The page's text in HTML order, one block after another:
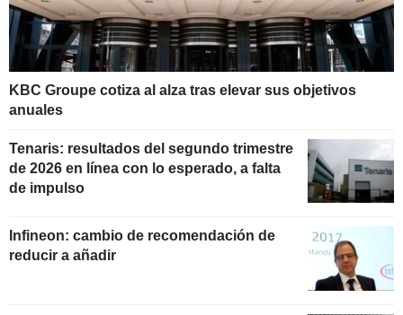
KBC Groupe cotiza al alza tras elevar sus objetivos
anuales
Tenaris: resultados del segundo trimestre
de 2026 en línea con lo esperado, a falta
de impulso
Infineon: cambio de recomendación de
reducir a añadir